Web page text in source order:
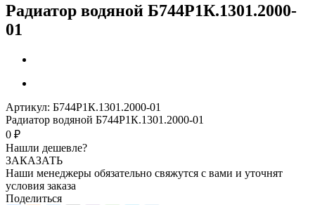
Радиатор водяной Б744Р1К.1301.2000-
01
Артикул: Б744Р1К.1301.2000-01
Радиатор водяной Б744Р1К.1301.2000-01
0 ₽
Нашли дешевле?
ЗАКАЗАТЬ
Наши менеджеры обязательно свяжутся с вами и уточнят
условия заказа
Поделиться